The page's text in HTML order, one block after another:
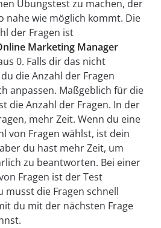
Übungstest zu machen, der
nahe wie möglich kommt. Die
der Fragen ist
Marketing Manager
0. Falls dir das nicht
die Anzahl der Fragen
anpassen. Maßgeblich für die
die Anzahl der Fragen. In der
mehr Zeit. Wenn du eine
von Fragen wählst, ist dein
du hast mehr Zeit, um
zu beantworten. Bei einer
Fragen ist der Test
musst die Fragen schnell
du mit der nächsten Frage